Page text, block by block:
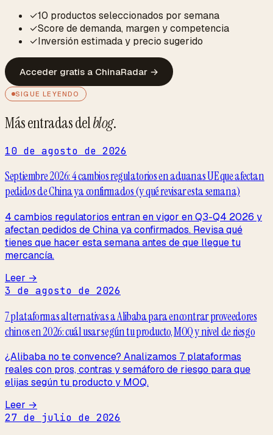
✓10 productos seleccionados por semana
✓Score de demanda, margen y competencia
✓Inversión estimada y precio sugerido
Acceder gratis a ChinaRadar →
SIGUE LEYENDO
Más entradas delblog.
10 de agosto de 2026
Septiembre 2026: 4 cambios regulatorios en aduanas UE que afectan
pedidos de China ya confirmados (y qué revisar esta semana)
4 cambios regulatorios entran en vigor en Q3-Q4 2026 y
afectan pedidos de China ya confirmados. Revisa qué
tienes que hacer esta semana antes de que llegue tu
mercancía.
Leer →
3 de agosto de 2026
7 plataformas alternativas a Alibaba para encontrar proveedores
chinos en 2026: cuál usar según tu producto, MOQ y nivel de riesgo
¿Alibaba no te convence? Analizamos 7 plataformas
reales con pros, contras y semáforo de riesgo para que
elijas según tu producto y MOQ.
Leer →
27 de julio de 2026